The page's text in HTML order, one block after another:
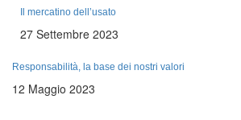
Il mercatino dell’usato
27 Settembre 2023
Responsabilità, la base dei nostri valori
12 Maggio 2023